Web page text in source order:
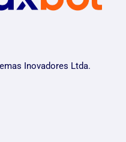
Inovadores Ltda.